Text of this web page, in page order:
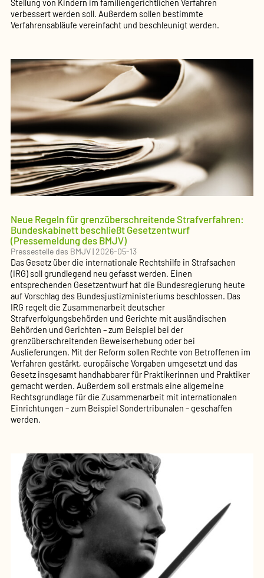
Stellung von Kindern im familiengerichtlichen Verfahren
verbessert werden soll. Außerdem sollen bestimmte
Verfahrensabläufe vereinfacht und beschleunigt werden.
Neue Regeln für grenzüberschreitende Strafverfahren:
Bundeskabinett beschließt Gesetzentwurf
(Pressemeldung des BMJV)
Pressestelle des BMJV|2026-05-13
Das Gesetz über die internationale Rechtshilfe in Strafsachen
(IRG) soll grundlegend neu gefasst werden. Einen
entsprechenden Gesetzentwurf hat die Bundesregierung heute
auf Vorschlag des Bundesjustizministeriums beschlossen. Das
IRG regelt die Zusammenarbeit deutscher
Strafverfolgungsbehörden und Gerichte mit ausländischen
Behörden und Gerichten – zum Beispiel bei der
grenzüberschreitenden Beweiserhebung oder bei
Auslieferungen. Mit der Reform sollen Rechte von Betroffenen im
Verfahren gestärkt, europäische Vorgaben umgesetzt und das
Gesetz insgesamt handhabbarer für Praktikerinnen und Praktiker
gemacht werden. Außerdem soll erstmals eine allgemeine
Rechtsgrundlage für die Zusammenarbeit mit internationalen
Einrichtungen – zum Beispiel Sondertribunalen – geschaffen
werden.